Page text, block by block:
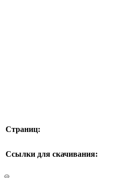
Страниц:
Ссылки для скачивания: